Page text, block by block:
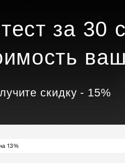
за 30
скидку - 15%
13%